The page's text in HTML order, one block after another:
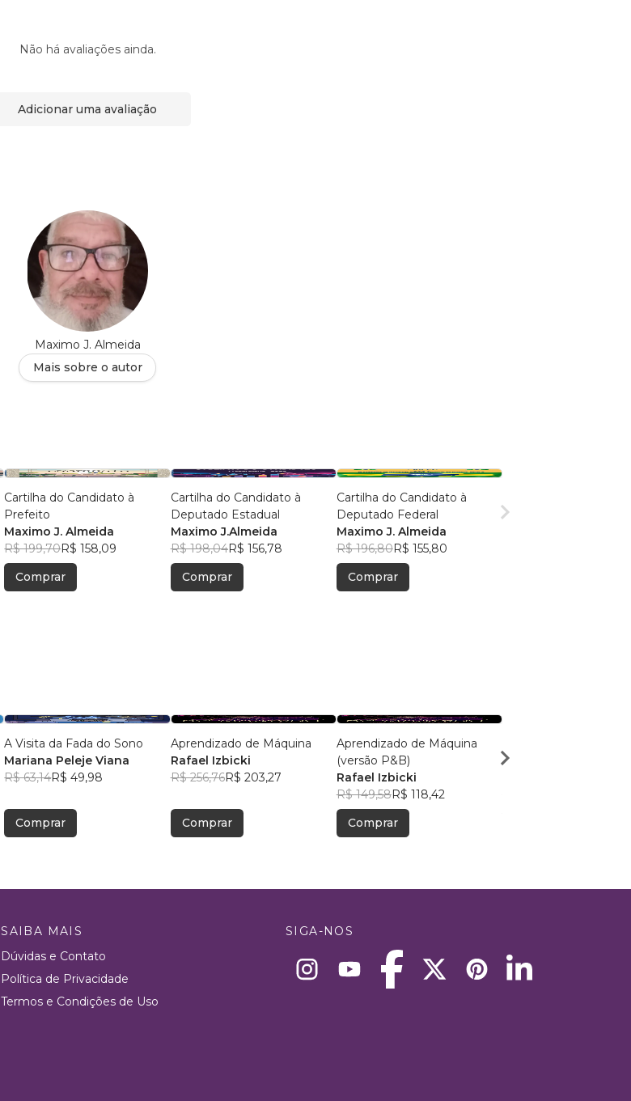
Não há avaliações ainda.
Adicionar uma avaliação
Maximo J. Almeida
Mais sobre o autor
Cartilha do Candidato à
Prefeito
Maximo J. Almeida
R$ 199,70R$ 158,09
Comprar
Cartilha do Candidato à
Deputado Estadual
Maximo J.Almeida
R$ 198,04R$ 156,78
Comprar
Cartilha do Candidato à
Deputado Federal
Maximo J. Almeida
R$ 196,80R$ 155,80
Comprar
A Visita da Fada do Sono
Mariana Peleje Viana
R$ 63,14R$ 49,98
Comprar
Aprendizado de Máquina
Rafael Izbicki
R$ 256,76R$ 203,27
Comprar
Aprendizado de Máquina
(versão P&B)
Rafael Izbicki
R$ 149,58R$ 118,42
Comprar
minutos
SAIBA MAIS
Dúvidas e Contato
Política de Privacidade
Termos e Condições de Uso
SIGA-NOS